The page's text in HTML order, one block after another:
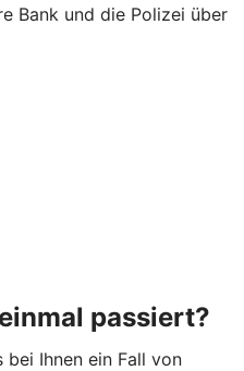
Bank und die Polizei über
passiert?
bei Ihnen ein Fall von